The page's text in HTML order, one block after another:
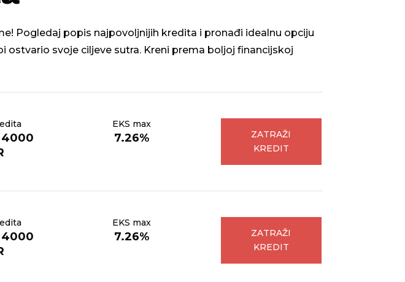
Pogledaj popis najpovoljnijih kredita i pronađi idealnu opciju
ostvario svoje ciljeve sutra. Kreni prema boljoj financijskoj
4000
EKS max
7.26%
ZATRAŽI
KREDIT
4000
EKS max
7.26%
ZATRAŽI
KREDIT